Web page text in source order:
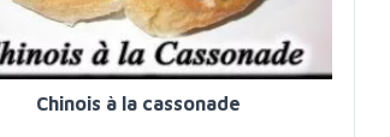
Chinois à la cassonade